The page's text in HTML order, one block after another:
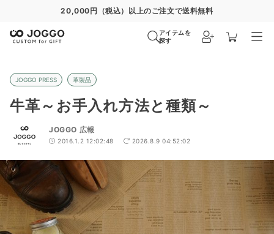
通常便 8/30 特急便 8/24 超特急便−
アイテムを
探す
JOGGO PRESS 革製品
牛革～お手入れ方法と種類～
JOGGO 広報
2016.1.2 12:02:48 2026.8.9 04:52:02